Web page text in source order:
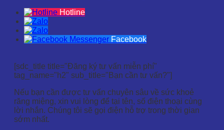
Hotline
Facebook
[sdc_title title="Đăng ký tư vấn miễn phí"
tag_name="h2" sub_title="Bạn cần tư vấn?"]
Nếu bạn cần được tư vấn chuyên sâu về sức khoẻ
răng miệng, xin vui lòng để tại tên, số điện thoại cùng
lời nhắn. Chúng tôi sẽ gọi điện hỗ trợ trong thời gian
sớm nhất.